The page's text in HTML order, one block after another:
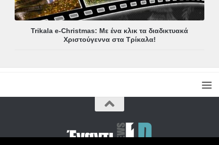
Trikala e-Christmas: Με ένα κλικ τα διαδικτυακά
Χριστούγεννα στα Τρίκαλα!